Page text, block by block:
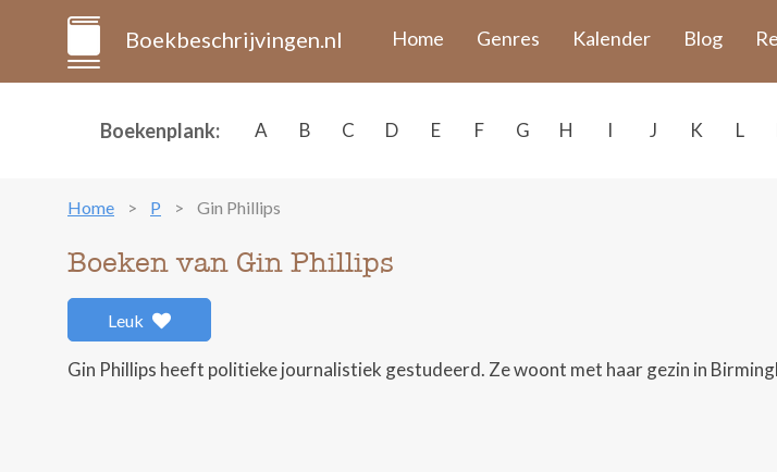
Boekbeschrijvingen.nl Home Genres Kalender Blog
Boekenplank: A B C D E F G H I J K L
Home P Gin Phillips
Boeken van Gin Phillips
Leuk
Gin Phillips heeft politieke journalistiek gestudeerd. Ze woont met haar gezin in